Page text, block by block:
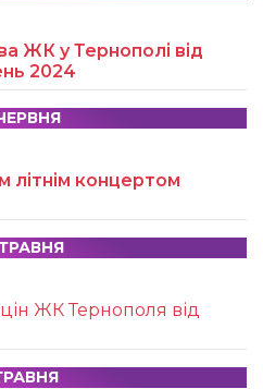
ЖК у Тернополі від
2024
літнім концертом
ЖК Тернополя від